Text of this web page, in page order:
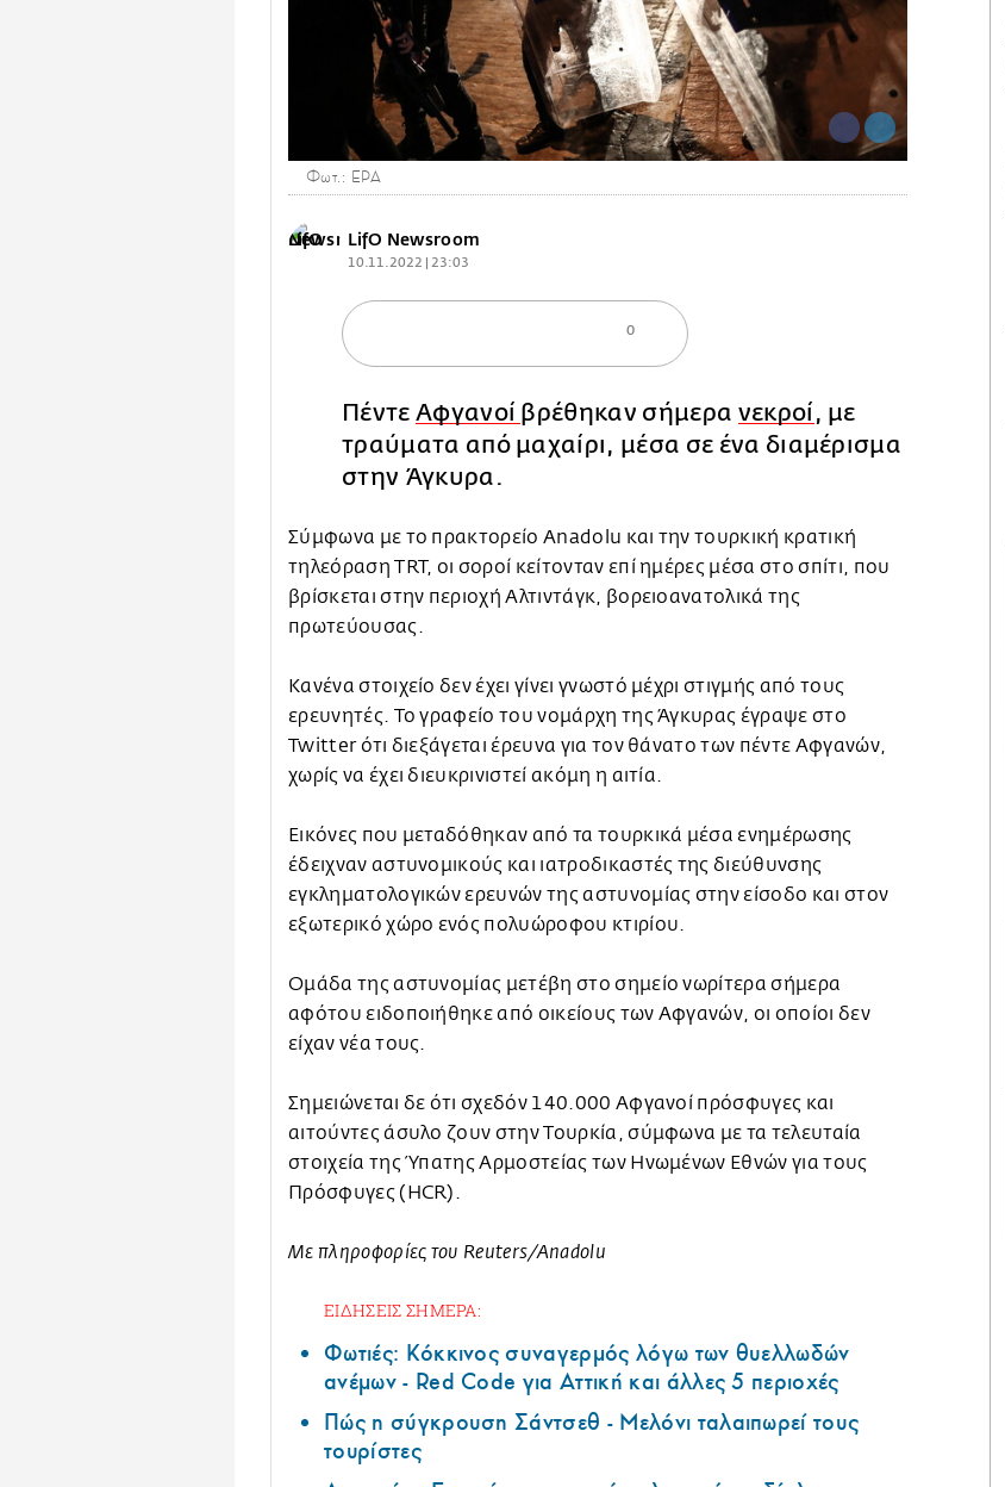
Φωτ.: EPA
LifO Newsroom
10.11.2022 | 23:03
0
Πέντε Αφγανοί βρέθηκαν σήμερα νεκροί, με
τραύματα από μαχαίρι, μέσα σε ένα διαμέρισμα
στην Άγκυρα.
Σύμφωνα με το πρακτορείο Anadolu και την τουρκική κρατική
τηλεόραση TRT, οι σοροί κείτονταν επί ημέρες μέσα στο σπίτι, που
βρίσκεται στην περιοχή Αλτιντάγκ, βορειοανατολικά της
πρωτεύουσας.
Κανένα στοιχείο δεν έχει γίνει γνωστό μέχρι στιγμής από τους
ερευνητές. Το γραφείο του νομάρχη της Άγκυρας έγραψε στο
Twitter ότι διεξάγεται έρευνα για τον θάνατο των πέντε Αφγανών,
χωρίς να έχει διευκρινιστεί ακόμη η αιτία.
Εικόνες που μεταδόθηκαν από τα τουρκικά μέσα ενημέρωσης
έδειχναν αστυνομικούς και ιατροδικαστές της διεύθυνσης
εγκληματολογικών ερευνών της αστυνομίας στην είσοδο και στον
εξωτερικό χώρο ενός πολυώροφου κτιρίου.
Ομάδα της αστυνομίας μετέβη στο σημείο νωρίτερα σήμερα
αφότου ειδοποιήθηκε από οικείους των Αφγανών, οι οποίοι δεν
είχαν νέα τους.
Σημειώνεται δε ότι σχεδόν 140.000 Αφγανοί πρόσφυγες και
αιτούντες άσυλο ζουν στην Τουρκία, σύμφωνα με τα τελευταία
στοιχεία της Ύπατης Αρμοστείας των Ηνωμένων Εθνών για τους
Πρόσφυγες (HCR).
Με πληροφορίες του Reuters/Anadolu
ΕΙΔΗΣΕΙΣ ΣΗΜΕΡΑ:
Φωτιές: Κόκκινος συναγερμός λόγω των θυελλωδών
ανέμων - Red Code για Αττική και άλλες 5 περιοχές
Πώς η σύγκρουση Σάντσεθ - Μελόνι ταλαιπωρεί τους
τουρίστες